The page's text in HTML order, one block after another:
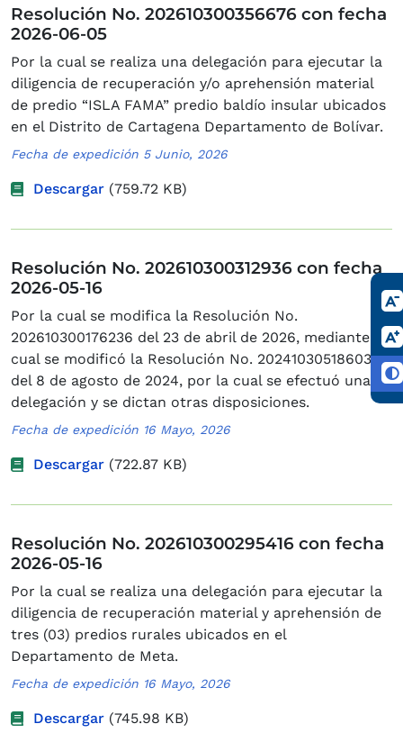
Resolución No. 202610300356676 con fecha
2026-06-05
Por la cual se realiza una delegación para ejecutar la
diligencia de recuperación y/o aprehensión material
de predio “ISLA FAMA” predio baldío insular ubicados
en el Distrito de Cartagena Departamento de Bolívar.
Fecha de expedición 5 Junio, 2026
Descargar (759.72 KB)
Resolución No. 202610300312936 con fecha
2026-05-16
Por la cual se modifica la Resolución No.
202610300176236 del 23 de abril de 2026, mediante la
cual se modificó la Resolución No. 202410305186036
del 8 de agosto de 2024, por la cual se efectuó una
delegación y se dictan otras disposiciones.
Fecha de expedición 16 Mayo, 2026
Descargar (722.87 KB)
Resolución No. 202610300295416 con fecha
2026-05-16
Por la cual se realiza una delegación para ejecutar la
diligencia de recuperación material y aprehensión de
tres (03) predios rurales ubicados en el
Departamento de Meta.
Fecha de expedición 16 Mayo, 2026
Descargar (745.98 KB)